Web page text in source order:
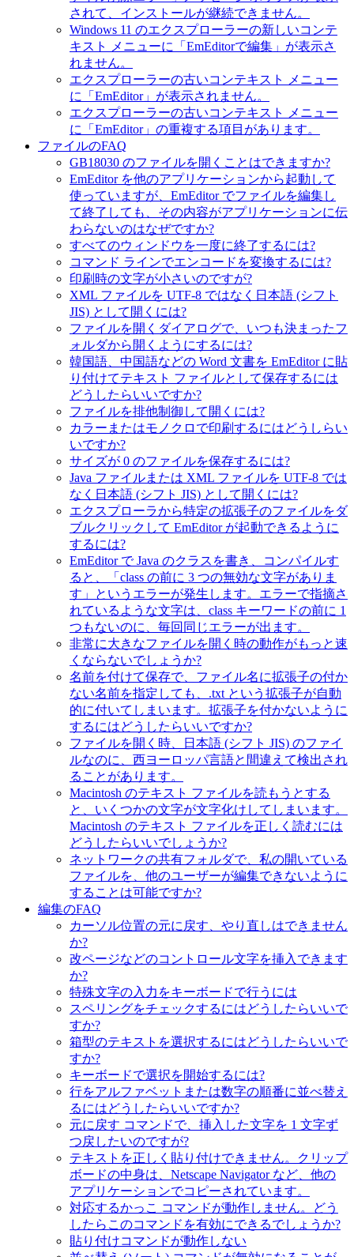
されて、インストールが継続できません。
Windows 11 のエクスプローラーの新しいコンテ
キスト メニューに「EmEditorで編集」が表示さ
れません。
エクスプローラーの古いコンテキスト メニュー
に「EmEditor」が表示されません。
エクスプローラーの古いコンテキスト メニュー
に「EmEditor」の重複する項目があります。
ファイルのFAQ
GB18030 のファイルを開くことはできますか?
EmEditor を他のアプリケーションから起動して
使っていますが、EmEditor でファイルを編集し
て終了しても、その内容がアプリケーションに伝
わらないのはなぜですか?
すべてのウィンドウを一度に終了するには?
コマンド ラインでエンコードを変換するには?
印刷時の文字が小さいのですが?
XML ファイルを UTF-8 ではなく日本語 (シフト
JIS) として開くには?
ファイルを開くダイアログで、いつも決まったフ
ォルダから開くようにするには?
韓国語、中国語などの Word 文書を EmEditor に貼
り付けてテキスト ファイルとして保存するには
どうしたらいいですか?
ファイルを排他制御して開くには?
カラーまたはモノクロで印刷するにはどうしらい
いですか?
サイズが 0 のファイルを保存するには?
Java ファイルまたは XML ファイルを UTF-8 では
なく日本語 (シフト JIS) として開くには?
エクスプローラから特定の拡張子のファイルをダ
ブルクリックして EmEditor が起動できるように
するには?
EmEditor で Java のクラスを書き、コンパイルす
ると、「class の前に 3 つの無効な文字がありま
す」というエラーが発生します。エラーで指摘さ
れているような文字は、class キーワードの前に 1
つもないのに、毎回同じエラーが出ます。
非常に大きなファイルを開く時の動作がもっと速
くならないでしょうか?
名前を付けて保存で、ファイル名に拡張子の付か
ない名前を指定しても、.txt という拡張子が自動
的に付いてしまいます。拡張子を付かないように
するにはどうしたらいいですか?
ファイルを開く時、日本語 (シフト JIS) のファイ
ルなのに、西ヨーロッパ言語と間違えて検出され
ることがあります。
Macintosh のテキスト ファイルを読もうとする
と、いくつかの文字が文字化けしてしまいます。
Macintosh のテキスト ファイルを正しく読むには
どうしたらいいでしょうか?
ネットワークの共有フォルダで、私の開いている
ファイルを、他のユーザーが編集できないように
することは可能ですか?
編集のFAQ
カーソル位置の元に戻す、やり直しはできません
か?
改ページなどのコントロール文字を挿入できます
か?
特殊文字の入力をキーボードで行うには
スペリングをチェックするにはどうしたらいいで
すか?
箱型のテキストを選択するにはどうしたらいいで
すか?
キーボードで選択を開始するには?
行をアルファベットまたは数字の順番に並べ替え
るにはどうしたらいいですか?
元に戻す コマンドで、挿入した文字を 1 文字ず
つ戻したいのですが?
テキストを正しく貼り付けできません。クリップ
ボードの中身は、Netscape Navigator など、他の
アプリケーションでコピーされています。
対応するかっこ コマンドが動作しません。どう
したらこのコマンドを有効にできるでしょうか?
貼り付けコマンドが動作しない